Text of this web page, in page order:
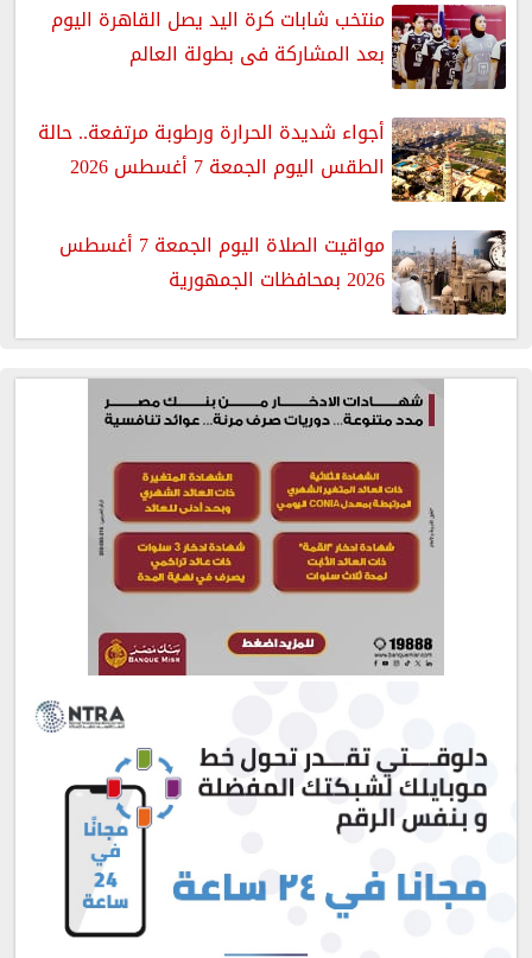
منتخب شابات كرة اليد يصل القاهرة اليوم
بعد المشاركة فى بطولة العالم
أجواء شديدة الحرارة ورطوبة مرتفعة.. حالة
الطقس اليوم الجمعة 7 أغسطس 2026
مواقيت الصلاة اليوم الجمعة 7 أغسطس
2026 بمحافظات الجمهورية